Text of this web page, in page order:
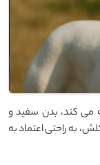
می ‌کند، بدن سفید و
به ‌راحتی اعتماد به